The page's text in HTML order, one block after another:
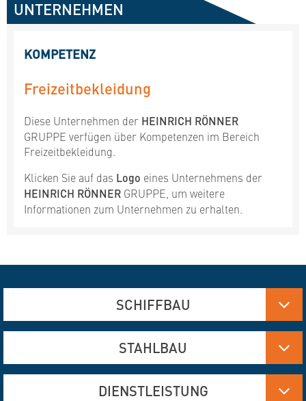
UNTERNEHMEN
KOMPETENZ
Freizeitbekleidung
Diese Unternehmen der HEINRICH RÖNNER
GRUPPE verfügen über Kompetenzen im Bereich
Freizeitbekleidung.
Klicken Sie auf das Logo eines Unternehmens der
HEINRICH RÖNNER GRUPPE, um weitere
Informationen zum Unternehmen zu erhalten.
SCHIFFBAU
Aluminium-, Edelstahl- und Stahlfertigung
Hydraulik
STAHLBAU
Aluminium- und Edelstahlfertigung
DIENSTLEISTUNG